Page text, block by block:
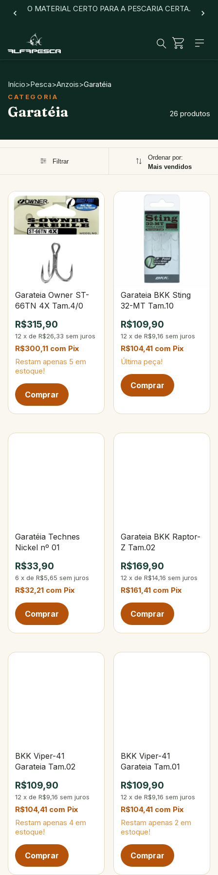
O MATERIAL CERTO PARA A PESCARIA CERTA.
Início>Pesca>Anzois>Garatéia
Garatéia 26 produtos
Filtrar
Ordenar por:
Mais vendidos
Garateia Owner ST-
66TN 4X Tam.4/0
R$315,90
12 x de R$26,33 sem juros
R$300,11 com Pix
Restam apenas 5 em
estoque!
Garateia BKK Sting
32-MT Tam.10
R$109,90
12 x de R$9,16 sem juros
R$104,41 com Pix
Última peça!
Garatéia Technes
Nickel nº 01
R$33,90
6 x de R$5,65 sem juros
R$32,21 com Pix
Garateia BKK Raptor-
Z Tam.02
R$169,90
12 x de R$14,16 sem juros
R$161,41 com Pix
BKK Viper-41
Garateia Tam.02
R$109,90
12 x de R$9,16 sem juros
R$104,41 com Pix
Restam apenas 4 em
estoque!
BKK Viper-41
Garateia Tam.01
R$109,90
12 x de R$9,16 sem juros
R$104,41 com Pix
Restam apenas 2 em
estoque!